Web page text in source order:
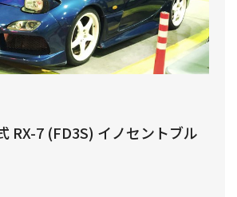
RX-7 (FD3S) イノセントブル